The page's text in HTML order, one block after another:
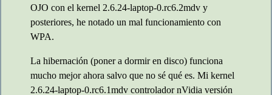
OJO con el kernel 2.6.24-laptop-0.rc6.2mdv y
posteriores, he notado un mal funcionamiento con
WPA.
La hibernación (poner a dormir en disco) funciona
mucho mejor ahora salvo que no sé qué es. Mi kernel
2.6.24-laptop-0.rc6.1mdv controlador nVidia versión